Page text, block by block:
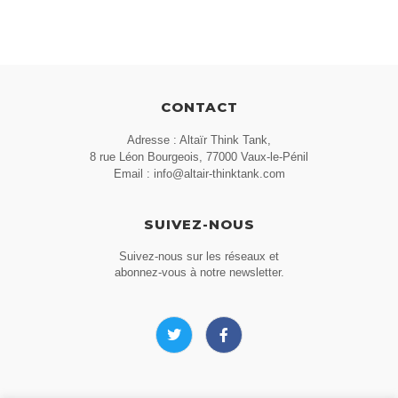
CONTACT
Adresse : Altaïr Think Tank,
8 rue Léon Bourgeois, 77000 Vaux-le-Pénil
Email : info@altair-thinktank.com
SUIVEZ-NOUS
Suivez-nous sur les réseaux et
abonnez-vous à notre newsletter.